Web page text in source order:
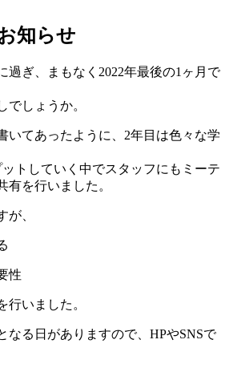
知らせ
過ぎ、まもなく2022年最後の1ヶ月で
でしょうか。
いてあったように、2年目は色々な学
トしていく中でスタッフにもミーテ
有を行いました。
が、
性
行いました。
なる日がありますので、HPやSNSで